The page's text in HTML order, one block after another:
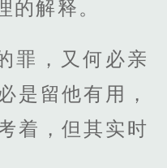
的解释。
罪，又何必亲
是留他有用，
着，但其实时